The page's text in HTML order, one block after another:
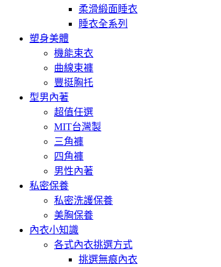
柔滑緞面睡衣
睡衣全系列
塑身美體
機能束衣
曲線束褲
豐挺胸托
型男內著
超值任選
MIT台灣製
三角褲
四角褲
男性內著
私密保養
私密洗護保養
美胸保養
內衣小知識
各式內衣挑選方式
挑選無痕內衣